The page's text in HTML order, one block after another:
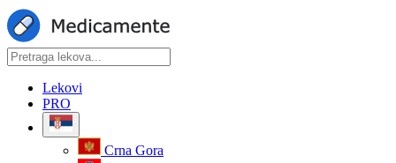
Lekovi
PRO
Crna Gora